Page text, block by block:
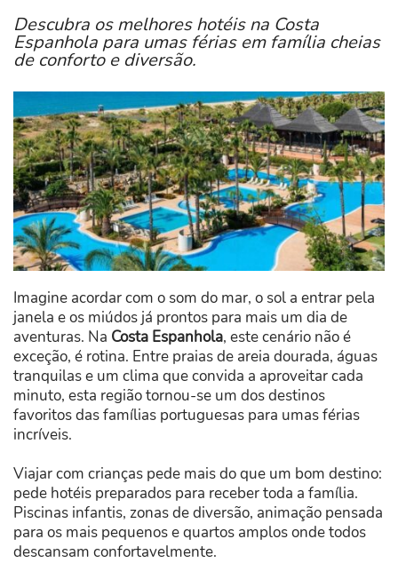
Descubra os melhores hotéis na Costa
Espanhola para umas férias em família cheias
de conforto e diversão.
Imagine acordar com o som do mar, o sol a entrar pela
janela e os miúdos já prontos para mais um dia de
aventuras. Na Costa Espanhola, este cenário não é
exceção, é rotina. Entre praias de areia dourada, águas
tranquilas e um clima que convida a aproveitar cada
minuto, esta região tornou-se um dos destinos
favoritos das famílias portuguesas para umas férias
incríveis.
Viajar com crianças pede mais do que um bom destino:
pede hotéis preparados para receber toda a família.
Piscinas infantis, zonas de diversão, animação pensada
para os mais pequenos e quartos amplos onde todos
descansam confortavelmente.